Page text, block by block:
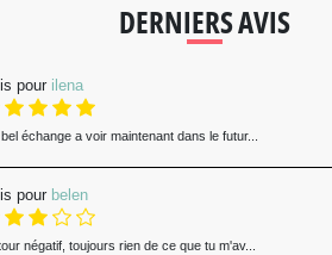
DERNIERS AVIS
pour ilena
échange a voir maintenant dans le futur...
pour belen
négatif, toujours rien de ce que tu m'av...